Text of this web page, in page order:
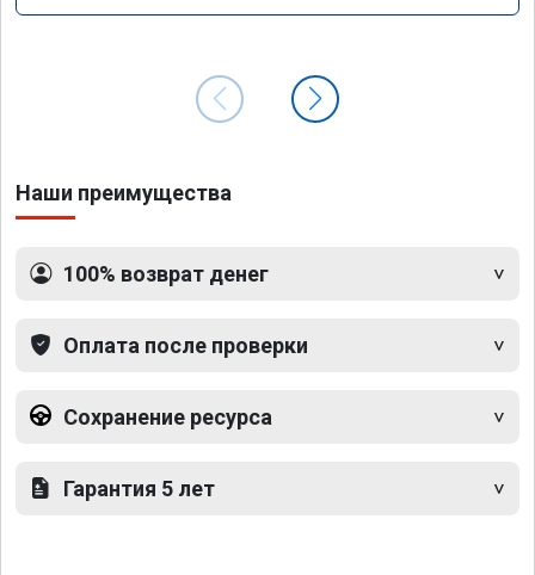
Наши преимущества
100% возврат денег
Оплата после проверки
Сохранение ресурса
Гарантия 5 лет